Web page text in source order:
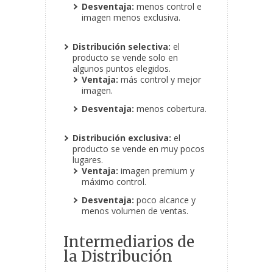
Desventaja: menos control e
imagen menos exclusiva.
Distribución selectiva: el
producto se vende solo en
algunos puntos elegidos.
Ventaja: más control y mejor
imagen.
Desventaja: menos cobertura.
Distribución exclusiva: el
producto se vende en muy pocos
lugares.
Ventaja: imagen premium y
máximo control.
Desventaja: poco alcance y
menos volumen de ventas.
Intermediarios de
la Distribución